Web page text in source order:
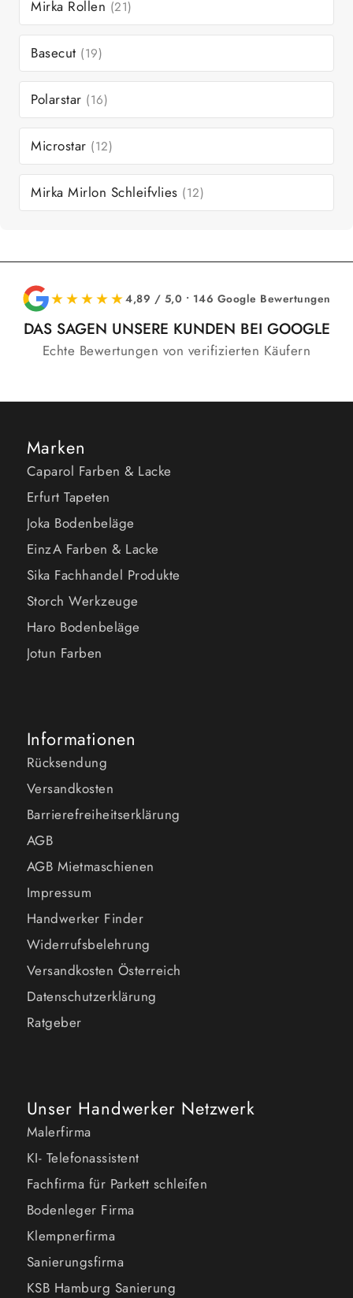
Mirka Rollen (21)
Basecut (19)
Polarstar (16)
Microstar (12)
Mirka Mirlon Schleifvlies (12)
★★★★★4,89 / 5,0 • 146 Google Bewertungen
DAS SAGEN UNSERE KUNDEN BEI GOOGLE
Echte Bewertungen von verifizierten Käufern
Marken
Caparol Farben & Lacke
Erfurt Tapeten
Joka Bodenbeläge
EinzA Farben & Lacke
Sika Fachhandel Produkte
Storch Werkzeuge
Haro Bodenbeläge
Jotun Farben
Informationen
Rücksendung
Versandkosten
Barrierefreiheitserklärung
AGB
AGB Mietmaschienen
Impressum
Handwerker Finder
Widerrufsbelehrung
Versandkosten Österreich
Datenschutzerklärung
Ratgeber
Unser Handwerker Netzwerk
Malerfirma
KI- Telefonassistent
Fachfirma für Parkett schleifen
Bodenleger Firma
Klempnerfirma
Sanierungsfirma
KSB Hamburg Sanierung